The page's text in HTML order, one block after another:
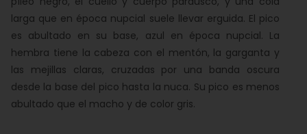
larga que en época nupcial suele llevar erguida. El pico
es abultado en su base, azul en época nupcial. La
hembra tiene la cabeza con el mentón, la garganta y
las mejillas claras, cruzadas por una banda oscura
desde la base del pico hasta la nuca. Su pico es menos
abultado que el macho y de color gris.